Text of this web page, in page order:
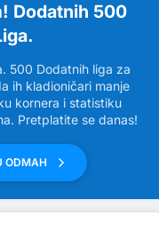
Dodatnih 500
500 Dodatnih liga za
ih kladioničari manje
kornera i statistiku
Pretplatite se danas!
ODMAH